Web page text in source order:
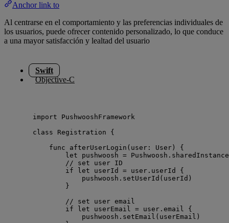
Anchor link to
Al centrarse en el comportamiento y las preferencias individuales de
los usuarios, puede ofrecer contenido personalizado, lo que conduce
a una mayor satisfacción y lealtad del usuario
Swift
Objective-C
import PushwooshFramework
class Registration {
func
afterUserLogin ( user : User )
{
let pushwoosh = Pushwoosh. sharedInstance
// set user ID
if
let userId = user.userId {
pushwoosh. setUserId ( userId )
}
// set user email
if
let userEmail = user.email {
pushwoosh. setEmail ( userEmail )